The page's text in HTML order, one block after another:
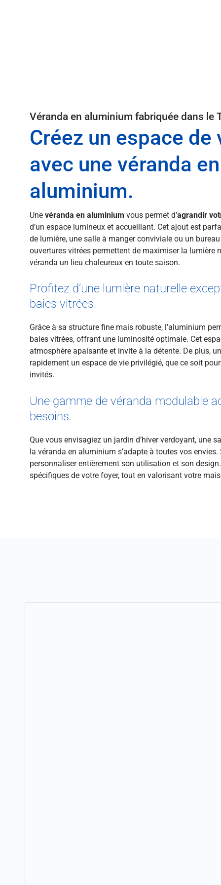
Véranda en aluminium fabriquée dans le
Créez un espace de
avec une véranda en
aluminium.
Une véranda en aluminium vous permet d’agrandir
d’un espace lumineux et accueillant. Cet ajout est
de lumière, une salle à manger conviviale ou un
ouvertures vitrées permettent de maximiser la lumière
véranda un lieu chaleureux en toute saison.
Profitez d’une lumière naturelle
baies vitrées.
Grâce à sa structure fine mais robuste, l’aluminium
baies vitrées, offrant une luminosité optimale. Cet
atmosphère apaisante et invite à la détente. De plus,
rapidement un espace de vie privilégié, que ce soit
invités.
Une gamme de véranda modulable
besoins.
Que vous envisagiez un jardin d’hiver verdoyant, une
la véranda en aluminium s’adapte à toutes vos
personnaliser entièrement son utilisation et son
spécifiques de votre foyer, tout en valorisant votre